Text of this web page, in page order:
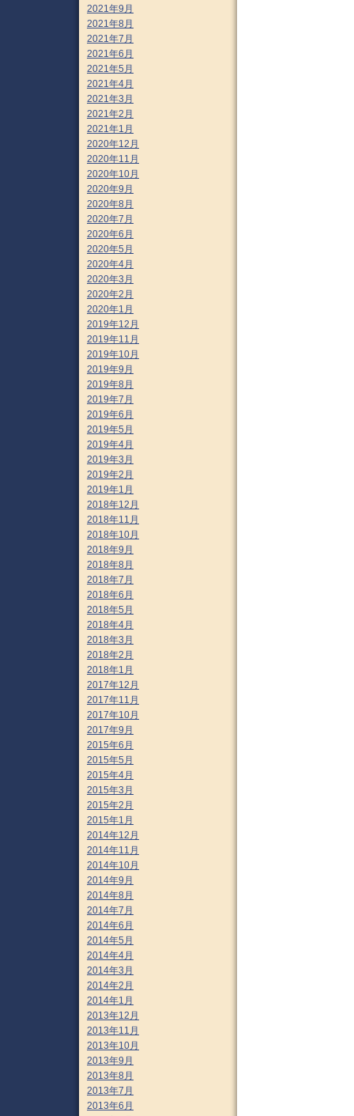
2021年9月
2021年8月
2021年7月
2021年6月
2021年5月
2021年4月
2021年3月
2021年2月
2021年1月
2020年12月
2020年11月
2020年10月
2020年9月
2020年8月
2020年7月
2020年6月
2020年5月
2020年4月
2020年3月
2020年2月
2020年1月
2019年12月
2019年11月
2019年10月
2019年9月
2019年8月
2019年7月
2019年6月
2019年5月
2019年4月
2019年3月
2019年2月
2019年1月
2018年12月
2018年11月
2018年10月
2018年9月
2018年8月
2018年7月
2018年6月
2018年5月
2018年4月
2018年3月
2018年2月
2018年1月
2017年12月
2017年11月
2017年10月
2017年9月
2015年6月
2015年5月
2015年4月
2015年3月
2015年2月
2015年1月
2014年12月
2014年11月
2014年10月
2014年9月
2014年8月
2014年7月
2014年6月
2014年5月
2014年4月
2014年3月
2014年2月
2014年1月
2013年12月
2013年11月
2013年10月
2013年9月
2013年8月
2013年7月
2013年6月